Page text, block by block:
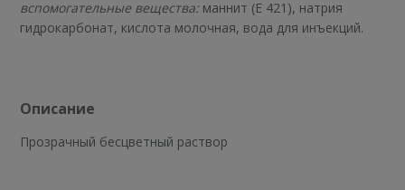
вспомогательные вещества: маннит (Е 421), натрия
гидрокарбонат, кислота молочная, вода для инъекций.
Описание
Прозрачный бесцветный раствор